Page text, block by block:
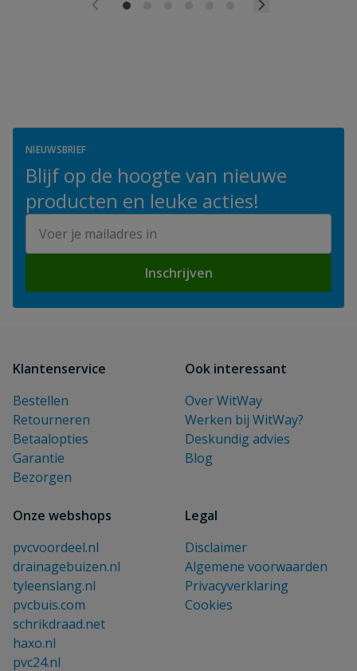
NIEUWSBRIEF
Blijf op de hoogte van nieuwe
producten en leuke acties!
Inschrijven
Klantenservice
Bestellen
Retourneren
Betaalopties
Garantie
Bezorgen
Ook interessant
Over WitWay
Werken bij WitWay?
Deskundig advies
Blog
Onze webshops
pvcvoordeel.nl
drainagebuizen.nl
tyleenslang.nl
pvcbuis.com
schrikdraad.net
haxo.nl
pvc24.nl
Legal
Disclaimer
Algemene voorwaarden
Privacyverklaring
Cookies